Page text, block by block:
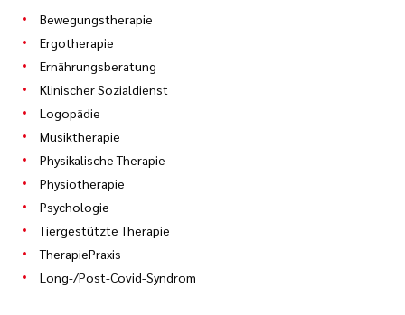
Bewegungstherapie
Ergotherapie
Ernährungsberatung
Klinischer Sozialdienst
Logopädie
Musiktherapie
Physikalische Therapie
Physiotherapie
Psychologie
Tiergestützte Therapie
TherapiePraxis
Long-/Post-Covid-Syndrom